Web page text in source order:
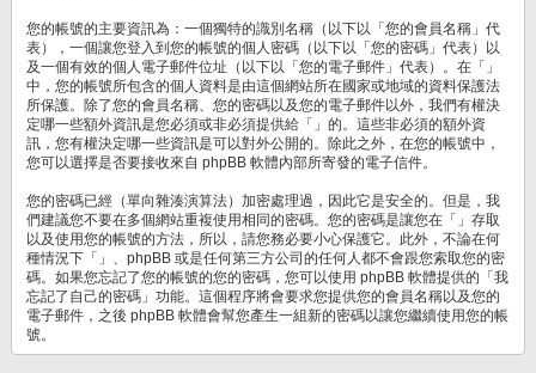
您的帳號的主要資訊為：一個獨特的識別名稱（以下以「您的會員名稱」代
表），一個讓您登入到您的帳號的個人密碼（以下以「您的密碼」代表）以
及一個有效的個人電子郵件位址（以下以「您的電子郵件」代表）。在「」
中，您的帳號所包含的個人資料是由這個網站所在國家或地域的資料保護法
所保護。除了您的會員名稱、您的密碼以及您的電子郵件以外，我們有權決
定哪一些額外資訊是您必須或非必須提供給「」的。這些非必須的額外資
訊，您有權決定哪一些資訊是可以對外公開的。除此之外，在您的帳號中，
您可以選擇是否要接收來自 phpBB 軟體內部所寄發的電子信件。
您的密碼已經（單向雜湊演算法）加密處理過，因此它是安全的。但是，我
們建議您不要在多個網站重複使用相同的密碼。您的密碼是讓您在「」存取
以及使用您的帳號的方法，所以，請您務必要小心保護它。此外，不論在何
種情況下「」、phpBB 或是任何第三方公司的任何人都不會跟您索取您的密
碼。如果您忘記了您的帳號的您的密碼，您可以使用 phpBB 軟體提供的「我
忘記了自己的密碼」功能。這個程序將會要求您提供您的會員名稱以及您的
電子郵件，之後 phpBB 軟體會幫您產生一組新的密碼以讓您繼續使用您的帳
號。